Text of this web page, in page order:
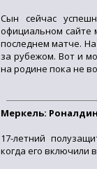
Сын сейчас
официальном сайте
последнем матче.
за рубежом. Вот и
на родине пока не
Меркель:
17-летний
когда его включили